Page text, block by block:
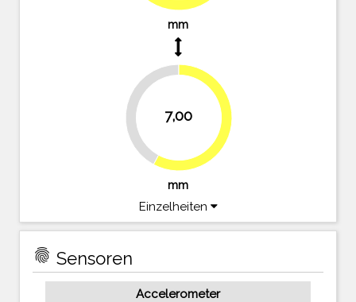
mm
7,00
42.1%
57.9%
mm
Einzelheiten
fingerprint Sensoren
Accelerometer